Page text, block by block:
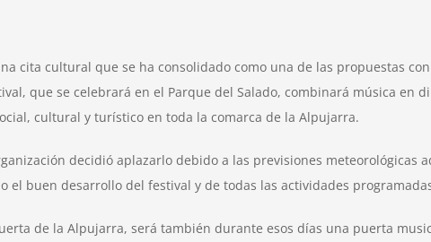
cita cultural que se ha consolidado como una de las propuestas
que se celebrará en el Parque del Salado, combinará música en
cultural y turístico en toda la comarca de la Alpujarra.
decidió aplazarlo debido a las previsiones meteorológicas
buen desarrollo del festival y de todas las actividades
de la Alpujarra, será también durante esos días una puerta